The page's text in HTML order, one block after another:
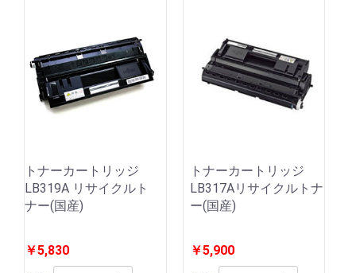
トナーカートリッジ
LB319A リサイクルト
ナー(国産)
￥5,830
トナーカートリッジ
LB317Aリサイクルトナ
ー(国産)
￥5,900